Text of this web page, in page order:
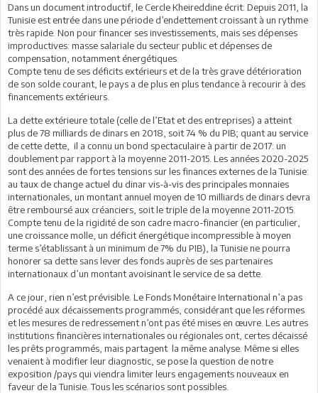
Dans un document introductif, le Cercle Kheireddine écrit: Depuis 2011, la
Tunisie est entrée dans une période d’endettement croissant à un rythme
très rapide. Non pour financer ses investissements, mais ses dépenses
improductives: masse salariale du secteur public et dépenses de
compensation, notamment énergétiques.
Compte tenu de ses déficits extérieurs et de la très grave détérioration
de son solde courant, le pays a de plus en plus tendance à recourir à des
financements extérieurs.
La dette extérieure totale (celle de l’Etat et des entreprises) a atteint
plus de 78 milliards de dinars en 2018, soit 74 % du PIB; quant au service
de cette dette, il a connu un bond spectaculaire à partir de 2017: un
doublement par rapport à la moyenne 2011-2015. Les années 2020-2025
sont des années de fortes tensions sur les finances externes de la Tunisie:
au taux de change actuel du dinar vis-à-vis des principales monnaies
internationales, un montant annuel moyen de 10 milliards de dinars devra
être remboursé aux créanciers, soit le triple de la moyenne 2011-2015.
Compte tenu de la rigidité de son cadre macro-financier (en particulier,
une croissance molle, un déficit énergétique incompressible à moyen
terme s’établissant à un minimum de 7% du PIB), la Tunisie ne pourra
honorer sa dette sans lever des fonds auprès de ses partenaires
internationaux d’un montant avoisinant le service de sa dette.
A ce jour, rien n’est prévisible. Le Fonds Monétaire International n’a pas
procédé aux décaissements programmés, considérant que les réformes
et les mesures de redressement n’ont pas été mises en œuvre. Les autres
institutions financières internationales ou régionales ont, certes décaissé
les prêts programmés, mais partagent la même analyse. Même si elles
venaient à modifier leur diagnostic, se pose la question de notre
exposition /pays qui viendra limiter leurs engagements nouveaux en
faveur de la Tunisie. Tous les scénarios sont possibles.